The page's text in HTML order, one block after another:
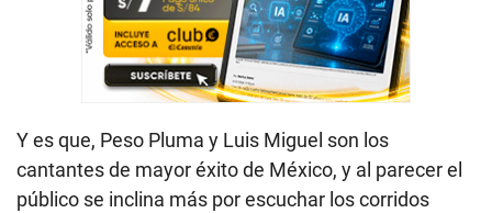
Y es que, Peso Pluma y Luis Miguel son los
cantantes de mayor éxito de México, y al parecer el
público se inclina más por escuchar los corridos